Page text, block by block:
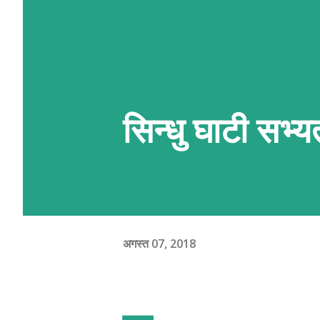
सिन्धु घाटी
अगस्त 07, 2018